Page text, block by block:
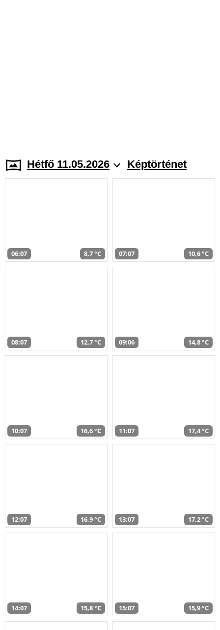
Hétfő 11.05.2026 Képtörténet
06:07 8,7 °C 07:07 10,6 °C
08:07 12,7 °C 09:06 14,8 °C
10:07 16,6 °C 11:07 17,4 °C
12:07 16,9 °C 13:07 17,2 °C
14:07 15,8 °C 15:07 15,9 °C